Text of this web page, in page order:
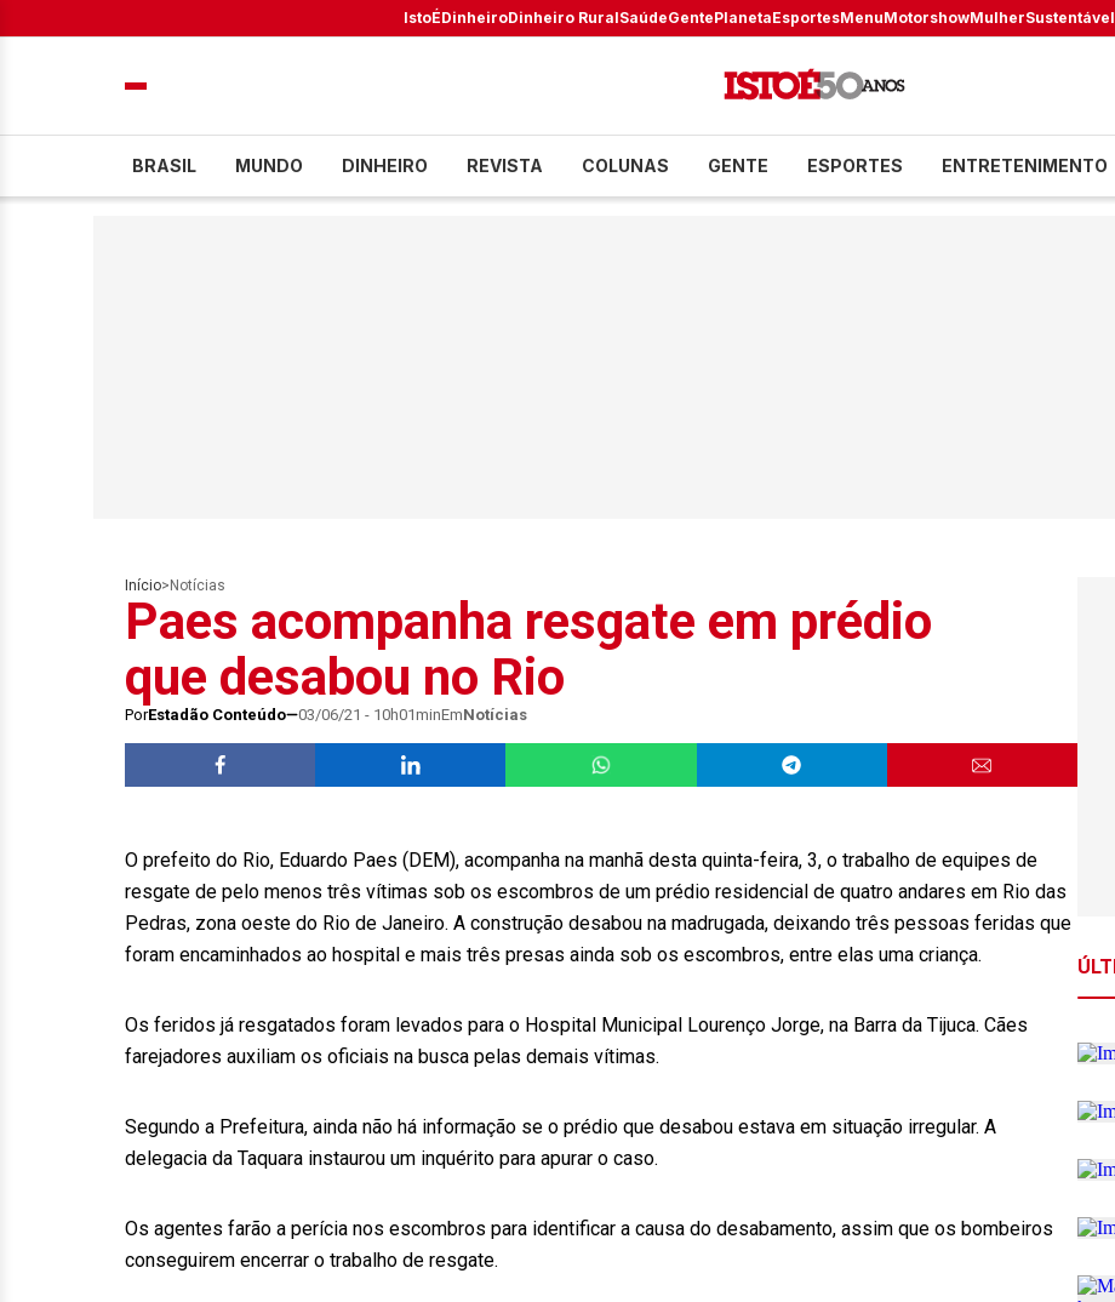
IstoÉDinheiroDinheiro RuralSaúdeGentePlanetaEsportesMenuMotorshowMulherSustentável
BRASIL MUNDO DINHEIRO REVISTA COLUNAS GENTE ESPORTES ENTRETENIMENTO
Início> Notícias
Paes acompanha resgate em prédio
que desabou no Rio
PorEstadão Conteúdo 03/06/21 - 10h01minEmNotícias
O prefeito do Rio, Eduardo Paes (DEM), acompanha na manhã desta quinta-feira, 3, o trabalho de equipes de
resgate de pelo menos três vítimas sob os escombros de um prédio residencial de quatro andares em Rio das
Pedras, zona oeste do Rio de Janeiro. A construção desabou na madrugada, deixando três pessoas feridas que
foram encaminhados ao hospital e mais três presas ainda sob os escombros, entre elas uma criança.
Os feridos já resgatados foram levados para o Hospital Municipal Lourenço Jorge, na Barra da Tijuca. Cães
farejadores auxiliam os oficiais na busca pelas demais vítimas.
Segundo a Prefeitura, ainda não há informação se o prédio que desabou estava em situação irregular. A
delegacia da Taquara instaurou um inquérito para apurar o caso.
Os agentes farão a perícia nos escombros para identificar a causa do desabamento, assim que os bombeiros
conseguirem encerrar o trabalho de resgate.